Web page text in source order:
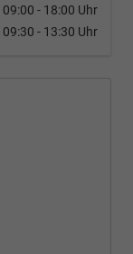
09:00 - 18:00 Uhr
09:30 - 13:30 Uhr